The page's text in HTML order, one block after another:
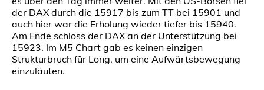
der DAX durch die 15917 bis zum TT bei 15901 und
auch hier war die Erholung wieder tiefer bis 15940.
Am Ende schloss der DAX an der Unterstützung bei
15923. Im M5 Chart gab es keinen einzigen
Strukturbruch für Long, um eine Aufwärtsbewegung
einzuläuten.